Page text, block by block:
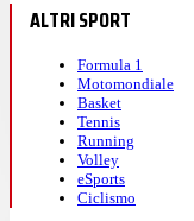
ALTRI SPORT
Formula 1
Motomondiale
Basket
Tennis
Running
Volley
eSports
Ciclismo